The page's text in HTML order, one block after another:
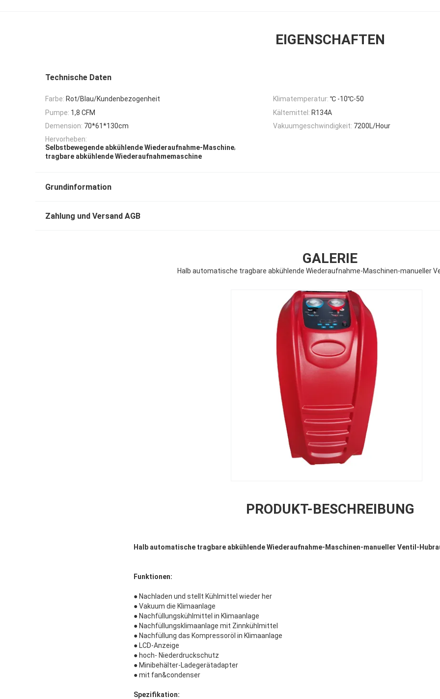
EIGENSCHAFTEN
Technische Daten
Farbe: Rot/Blau/Kundenbezogenheit Klimatemperatur: ℃ -10℃-50
Pumpe: 1,8 CFM Kältemittel: R134A
Demension: 70*61*130cm Vakuumgeschwindigkeit: 7200L/Hour
Hervorheben:
Selbstbewegende abkühlende Wiederaufnahme-Maschine,
tragbare abkühlende Wiederaufnahmemaschine
Grundinformation
Zahlung und Versand AGB
GALERIE
Halb automatische tragbare abkühlende Wiederaufnahme-Maschinen-manueller
PRODUKT-BESCHREIBUNG
Halb automatische tragbare abkühlende Wiederaufnahme-Maschinen-manueller Ventil-
Funktionen:
● Nachladen und stellt Kühlmittel wieder her
● Vakuum die Klimaanlage
● Nachfüllungskühlmittel in Klimaanlage
● Nachfüllungsklimaanlage mit Zinnkühlmittel
● Nachfüllung das Kompressoröl in Klimaanlage
● LCD-Anzeige
● hoch- Niederdruckschutz
● Minibehälter-Ladegerätadapter
● mit fan&condenser
Spezifikation: